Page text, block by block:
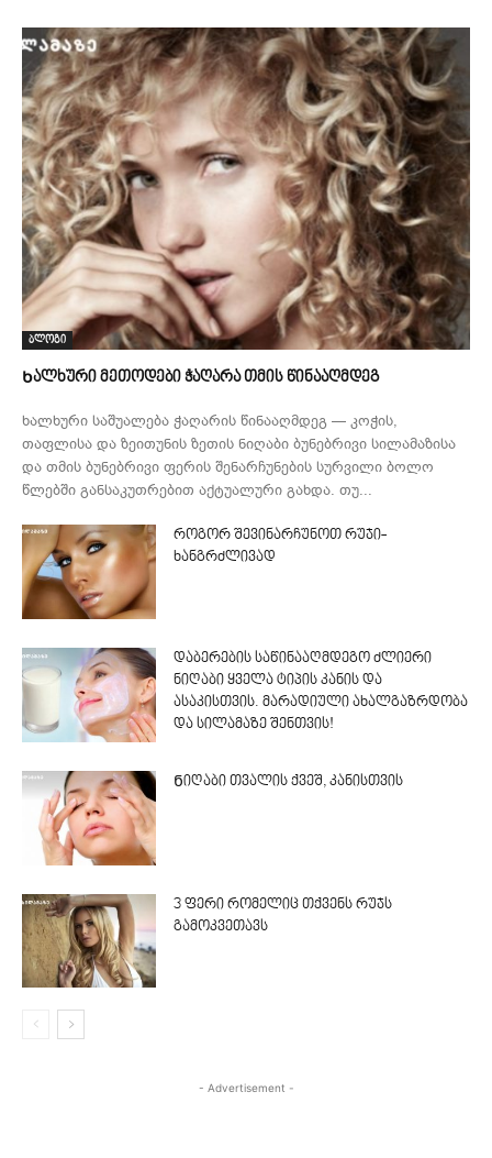
ბლოგი
Ხალხური მეთოდები ჭაღარა თმის წინააღმდეგ
ხალხური საშუალება ჭაღარის წინააღმდეგ — კოჭის,
თაფლისა და ზეითუნის ზეთის ნიღაბი ბუნებრივი სილამაზისა
და თმის ბუნებრივი ფერის შენარჩუნების სურვილი ბოლო
წლებში განსაკუთრებით აქტუალური გახდა. თუ...
როგორ შევინარჩუნოთ რუჯი-
ხანგრძლივად
დაბერების საწინააღმდეგო ძლიერი
ნიღაბი ყველა ტიპის კანის და
ასაკისთვის. მარადიული ახალგაზრდობა
და სილამაზე შენთვის!
Ნიღაბი თვალის ქვეშ, კანისთვის
3 ფერი რომელიც თქვენს რუჯს
გამოკვეთავს
- Advertisement -